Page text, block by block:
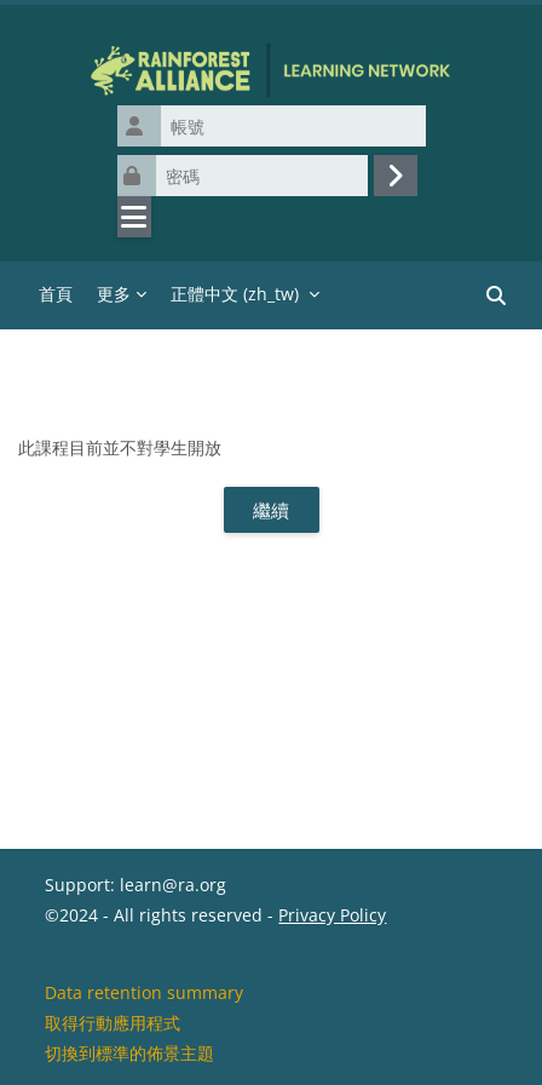
帳號
密碼
登入
首頁 更多 正體中文 ‎(zh_tw)‎
搜尋課
此課程目前並不對學生開放
繼續
Support: learn@ra.org
©2024 - All rights reserved - Privacy Policy
Data retention summary
取得行動應用程式
切換到標準的佈景主題